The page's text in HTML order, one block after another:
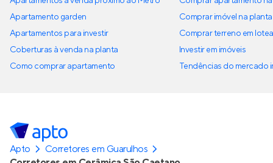
Apartamento garden
Apartamentos para investir
Coberturas à venda na planta
Como comprar apartamento
Comprar imóvel na planta
Comprar terreno em
Investir em imóveis
Tendências do mercado
Apto
Corretores em Guarulhos